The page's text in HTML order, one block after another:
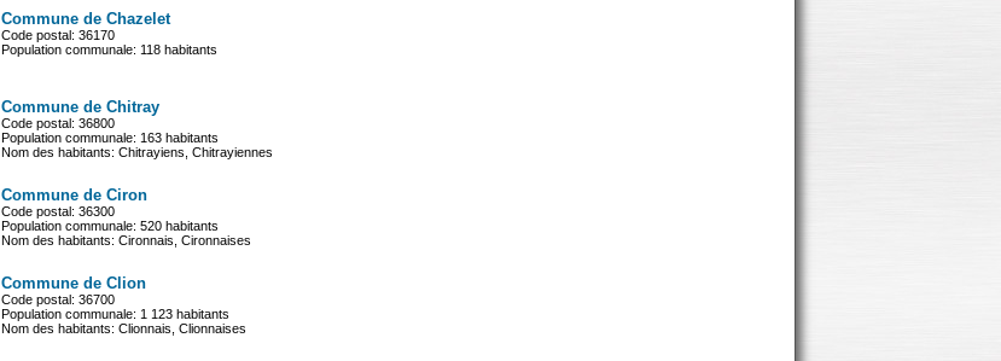
Commune de Chazelet
Code postal: 36170
Population communale: 118 habitants
Commune de Chitray
Code postal: 36800
Population communale: 163 habitants
Nom des habitants: Chitrayiens, Chitrayiennes
Commune de Ciron
Code postal: 36300
Population communale: 520 habitants
Nom des habitants: Cironnais, Cironnaises
Commune de Clion
Code postal: 36700
Population communale: 1 123 habitants
Nom des habitants: Clionnais, Clionnaises